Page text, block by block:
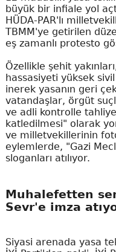
büyük bir infiale yol
HÜDA-PAR'lı
TBMM'ye getirilen
eş zamanlı protesto
Özellikle şehit
hassasiyeti yüksek
inerek yasanın geri
vatandaşlar, örgüt
ve adli kontrolle tahliye
katledilmesi" olarak
ve milletvekillerinin
eylemlerde, "Gazi
sloganları atılıyor.
Muhalefetten
Sevr'e imza
Siyasi arenada yasa